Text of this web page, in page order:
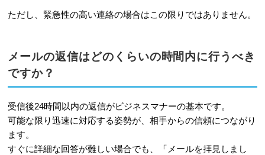
ただし、緊急性の高い連絡の場合はこの限りではありません。
メールの返信はどのくらいの時間内に行うべき
ですか？
受信後24時間以内の返信がビジネスマナーの基本です。
可能な限り迅速に対応する姿勢が、相手からの信頼につながり
ます。
すぐに詳細な回答が難しい場合でも、「メールを拝見しまし